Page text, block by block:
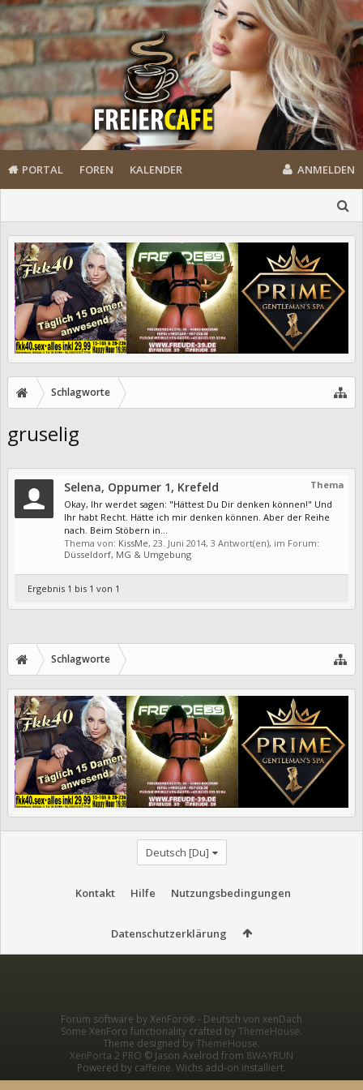
PORTAL FOREN KALENDER ANMELDEN
Schlagworte
gruselig
Thema
Selena, Oppumer 1, Krefeld
Okay, Ihr werdet sagen: "Hättest Du Dir denken können!" Und
Ihr habt Recht. Hätte ich mir denken können. Aber der Reihe
nach. Beim Stöbern in...
Thema von: KissMe, 23. Juni 2014, 3 Antwort(en), im Forum:
Düsseldorf, MG & Umgebung
Ergebnis 1 bis 1 von 1
Schlagworte
Deutsch [Du]
Kontakt Hilfe Nutzungsbedingungen
Datenschutzerklärung
Forum software by XenForo® - Deutsch von xenDach
Some XenForo functionality crafted byThemeHouse.
Theme designed byThemeHouse.
XenPorta 2 PRO © Jason Axelrod from 8WAYRUN
Powered by caffeine. Wichs add-on installiert.